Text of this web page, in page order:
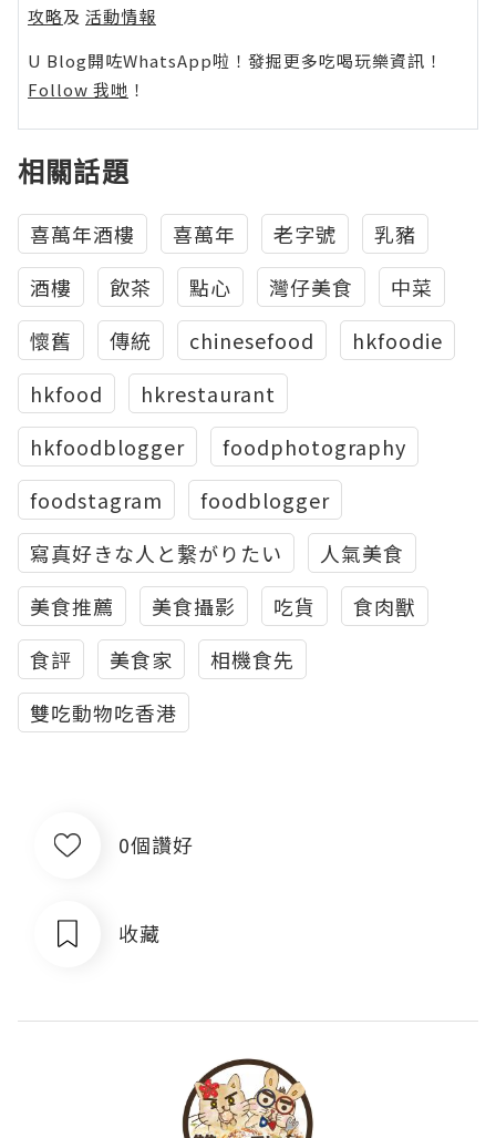
攻略及 活動情報
U Blog開咗WhatsApp啦！發掘更多吃喝玩樂資訊！
Follow 我哋 ！
相關話題
喜萬年酒樓 喜萬年 老字號
乳豬
酒樓
飲茶 點心 灣仔美食
中菜
懷舊
傳統 chinesefood
hkfoodie
hkfood
hkrestaurant
hkfoodblogger
foodphotography
foodstagram
foodblogger
寫真好きな人と繋がりたい
人氣美食
美食推薦
美食攝影 吃貨
食肉獸
食評
美食家
相機食先
雙吃動物吃香港
0個讚好
收藏